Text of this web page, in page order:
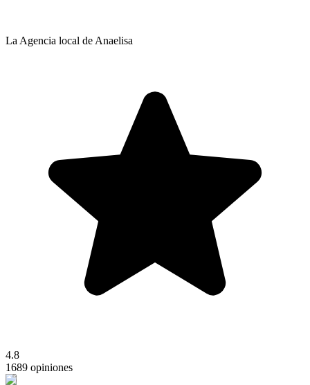
La Agencia local de Anaelisa
4.8
1689 opiniones